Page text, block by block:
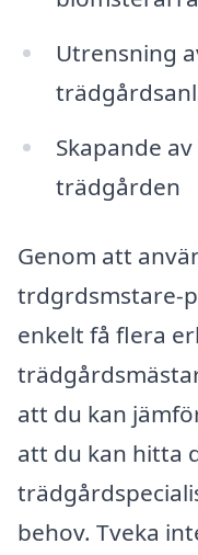
Utrensning
Skapande
trädgården
Genom att
trdgrdsmstare-
enkelt få flera
att du kan
att du kan hitta
behov. Tveka